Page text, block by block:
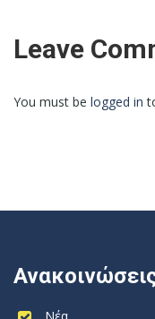
Leave
You must be logged in